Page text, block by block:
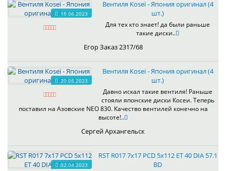
18.06.2023
Вентиля Kosei - Япония оригинал (4
шт.)
Для тех кто знает! да были раньше
такие диски..
Егор Заказ 2317/68
20.05.2023
Вентиля Kosei - Япония оригинал (4
шт.)
Давно искал такие вентиля! Раньше
стояли японские диски Косеи. Теперь
поставил на Азовские NEO 830. Качество вентилей конечно на
высоте!..
Сергей Архангельск
02.04.2023
RST R017 7x17 PCD 5x112 ET 40 DIA 57.1
BD